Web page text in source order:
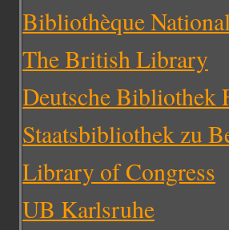
Bibliothèque
The British Library
Deutsche Bibliothek
Staatsbibliothek zu
Library of Congress
UB Karlsruhe